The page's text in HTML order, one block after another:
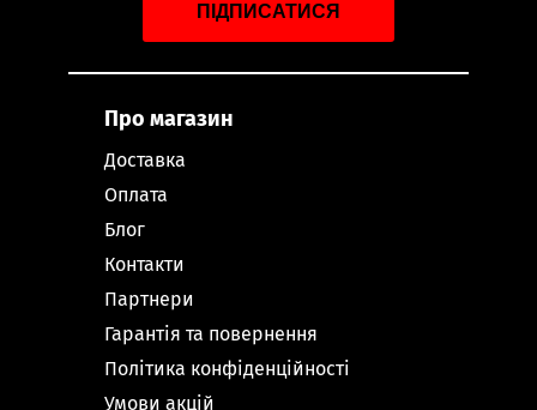
ПІДПИСАТИСЯ
Про магазин
Доставка
Оплата
Блог
Контакти
Партнери
Гарантія та повернення
Політика конфіденційності
Умови акцій